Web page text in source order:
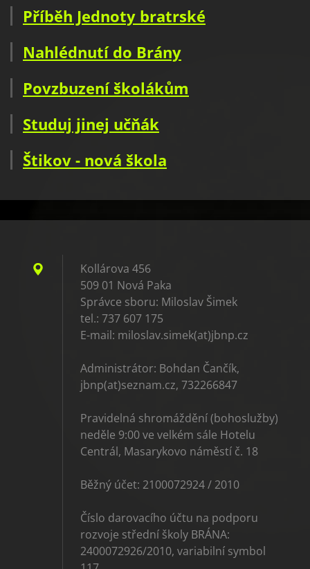
Příběh Jednoty bratrské
Nahlédnutí do Brány
Povzbuzení školákům
Studuj jinej učňák
Štikov - nová škola
Kollárova 456
509 01 Nová Paka
Správce sboru: Miloslav Šimek
tel.: 737 607 175
E-mail: miloslav.simek(at)jbnp.cz
Administrátor: Bohdan Čančík,
jbnp(at)seznam.cz, 732266847
Pravidelná shromáždění (bohoslužby)
neděle 9:00 ve velkém sále Hotelu
Centrál, Masarykovo náměstí č. 18
Běžný účet: 2100072924 / 2010
Číslo darovacího účtu na podporu
rozvoje střední školy BRÁNA:
2400072926/2010, variabilní symbol